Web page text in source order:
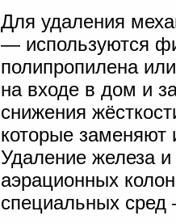
Для удаления
— используются
полипропилена
на входе в дом и
снижения
которые заменяют
Удаление железа
аэрационных
специальных